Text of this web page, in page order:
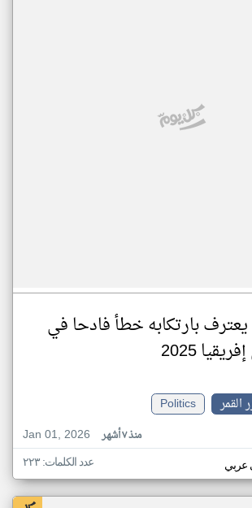
بارتكابه خطأ فادحا في
2025
القمر
Politics
Jan 01, 2026
منذ ٧ أشهر
عربي عدد الكلمات: ٢٢٣